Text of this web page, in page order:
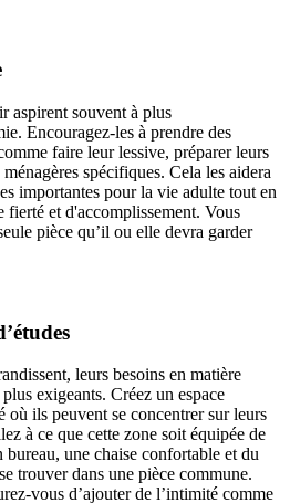
aspirent souvent à plus
Encouragez-les à prendre des
faire leur lessive, préparer leurs
spécifiques. Cela les aidera
importantes pour la vie adulte tout en
fierté et d'accomplissement. Vous
pièce qu’il ou elle devra garder
leurs besoins en matière
exigeants. Créez un espace
où ils peuvent se concentrer sur leurs
à ce que cette zone soit équipée de
bureau, une chaise confortable et du
trouver dans une pièce commune.
vous d’ajouter de l’intimité comme